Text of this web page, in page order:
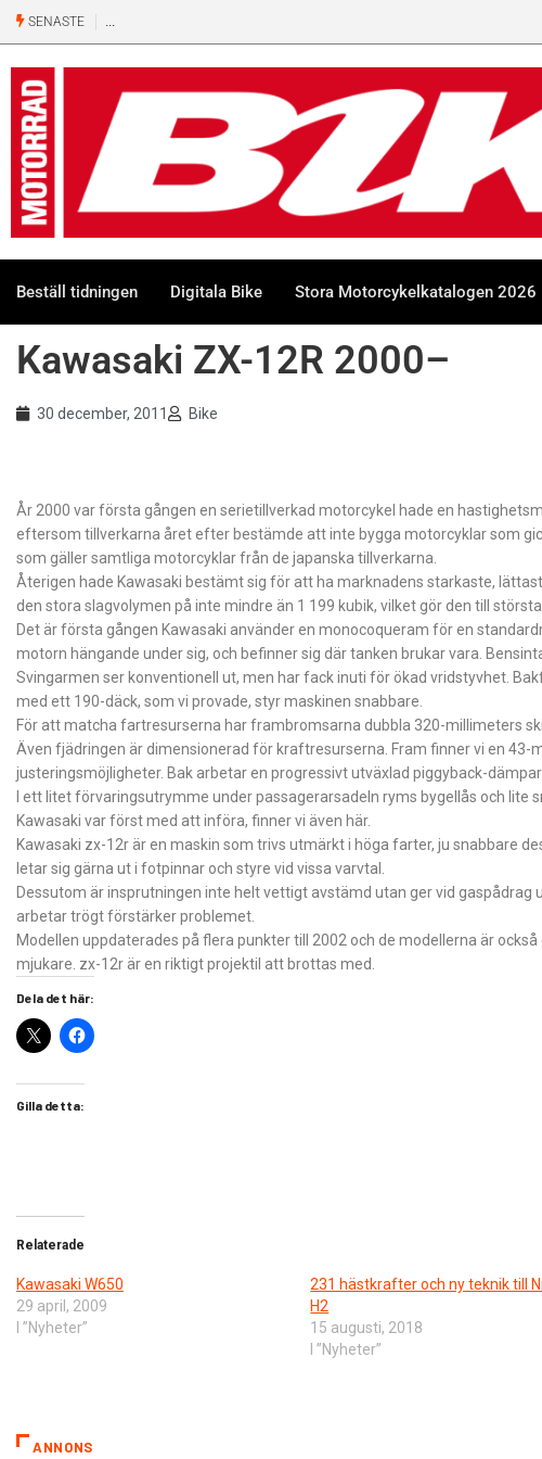
SENASTE
Beställ tidningen Digitala Bike Stora Motorcykelkatalogen 2026
Kawasaki ZX-12R 2000–
30 december, 2011 Bike
År 2000 var första gången en serietillverkad motorcykel hade en
eftersom tillverkarna året efter bestämde att inte bygga motorcyklar som
som gäller samtliga motorcyklar från de japanska tillverkarna.
Återigen hade Kawasaki bestämt sig för att ha marknadens starkaste,
den stora slagvolymen på inte mindre än 1 199 kubik, vilket gör den till
Det är första gången Kawasaki använder en monocoqueram för en
motorn hängande under sig, och befinner sig där tanken brukar vara.
Svingarmen ser konventionell ut, men har fack inuti för ökad vridstyvhet.
med ett 190-däck, som vi provade, styr maskinen snabbare.
För att matcha fartresurserna har frambromsarna dubbla 320-millimeters
Även fjädringen är dimensionerad för kraftresurserna. Fram finner vi en
justeringsmöjligheter. Bak arbetar en progressivt utväxlad piggyback-
I ett litet förvaringsutrymme under passagerarsadeln ryms bygellås och lite
Kawasaki var först med att införa, finner vi även här.
Kawasaki zx-12r är en maskin som trivs utmärkt i höga farter, ju snabbare
letar sig gärna ut i fotpinnar och styre vid vissa varvtal.
Dessutom är insprutningen inte helt vettigt avstämd utan ger vid gaspådrag
arbetar trögt förstärker problemet.
Modellen uppdaterades på flera punkter till 2002 och de modellerna är
mjukare. zx-12r är en riktigt projektil att brottas med.
Dela det här:
Gilla detta:
Relaterade
Kawasaki W650
29 april, 2009
I ”Nyheter”
231 hästkrafter och ny teknik till
H2
15 augusti, 2018
I ”Nyheter”
ANNONS